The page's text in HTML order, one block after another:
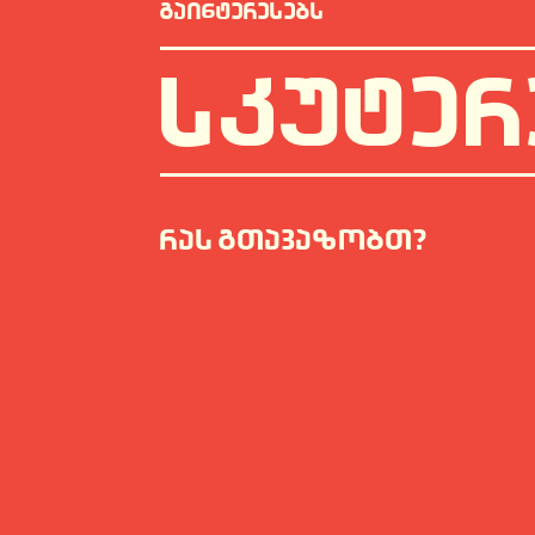
ᲒᲐᲘᲜᲢᲔᲠᲔᲡᲔᲑᲡ
ᲠᲐᲡ ᲒᲗᲐᲕᲐᲖᲝᲑᲗ?